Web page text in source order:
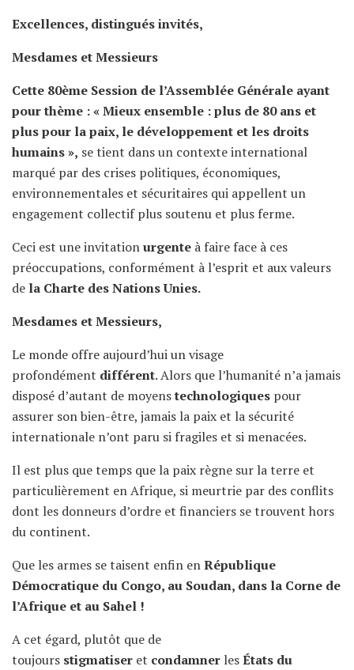
Excellences, distingués invités,
Mesdames et Messieurs
Cette 80ème Session de l’Assemblée Générale ayant
pour thème : « Mieux ensemble : plus de 80 ans et
plus pour la paix, le développement et les droits
humains », se tient dans un contexte international
marqué par des crises politiques, économiques,
environnementales et sécuritaires qui appellent un
engagement collectif plus soutenu et plus ferme.
Ceci est une invitationurgente à faire face à ces
préoccupations, conformément à l’esprit et aux valeurs
de la Charte des Nations Unies.
Mesdames et Messieurs,
Le monde offre aujourd’hui un visage
profondément différent. Alors que l’humanité n’a jamais
disposé d’autant de moyenstechnologiques pour
assurer son bien-être, jamais la paix et la sécurité
internationale n’ont paru si fragiles et si menacées.
Il est plus que temps que la paix règne sur la terre et
particulièrement en Afrique, si meurtrie par des conflits
dont les donneurs d’ordre et financiers se trouvent hors
du continent.
Que les armes se taisent enfin enRépublique
Démocratique du Congo, au Soudan, dans la Corne de
l’Afrique et au Sahel !
A cet égard, plutôt que de
toujours stigmatiser et condamner lesÉtats du